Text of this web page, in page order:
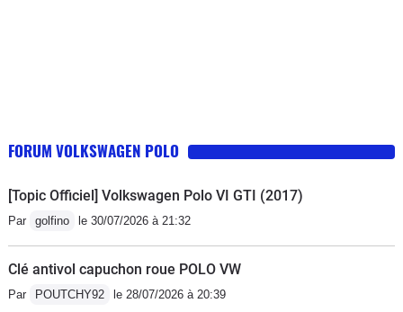
FORUM VOLKSWAGEN POLO
[Topic Officiel] Volkswagen Polo VI GTI (2017)
Par golfino le 30/07/2026 à 21:32
Clé antivol capuchon roue POLO VW
Par POUTCHY92 le 28/07/2026 à 20:39